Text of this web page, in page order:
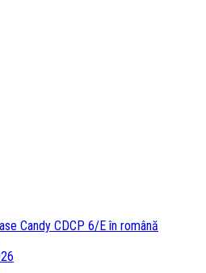
Candy CDCP 6/E în română